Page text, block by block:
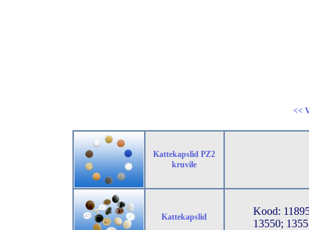
<<
Kattekapslid PZ2
kruvile
Kattekapslid
Kood:
13550;